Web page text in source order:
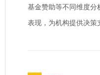
基金赞助等不同维度分
表现，为机构提供决策